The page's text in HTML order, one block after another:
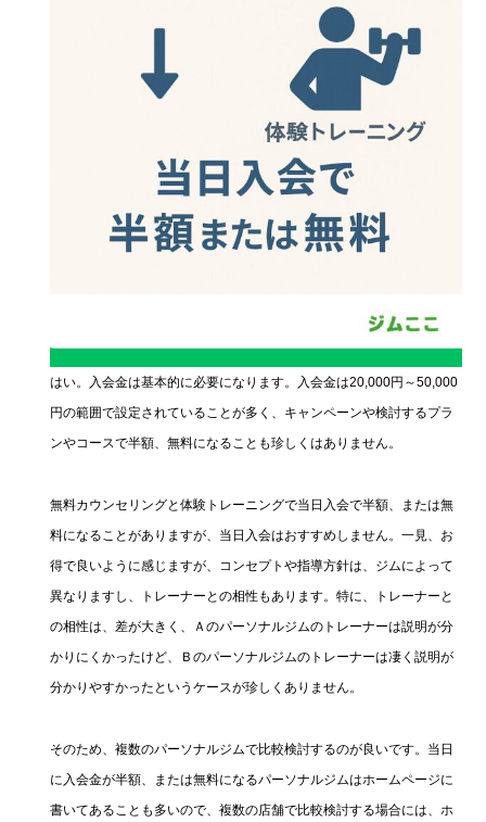
はい。入会金は基本的に必要になります。入会金は20,000円～50,000
円の範囲で設定されていることが多く、キャンペーンや検討するプラ
ンやコースで半額、無料になることも珍しくはありません。
無料カウンセリングと体験トレーニングで当日入会で半額、または無
料になることがありますが、当日入会はおすすめしません。一見、お
得で良いように感じますが、コンセプトや指導方針は、ジムによって
異なりますし、トレーナーとの相性もあります。特に、トレーナーと
の相性は、差が大きく、Ａのパーソナルジムのトレーナーは説明が分
かりにくかったけど、Ｂのパーソナルジムのトレーナーは凄く説明が
分かりやすかったというケースが珍しくありません。
そのため、複数のパーソナルジムで比較検討するのが良いです。当日
に入会金が半額、または無料になるパーソナルジムはホームページに
書いてあることも多いので、複数の店舗で比較検討する場合には、ホ